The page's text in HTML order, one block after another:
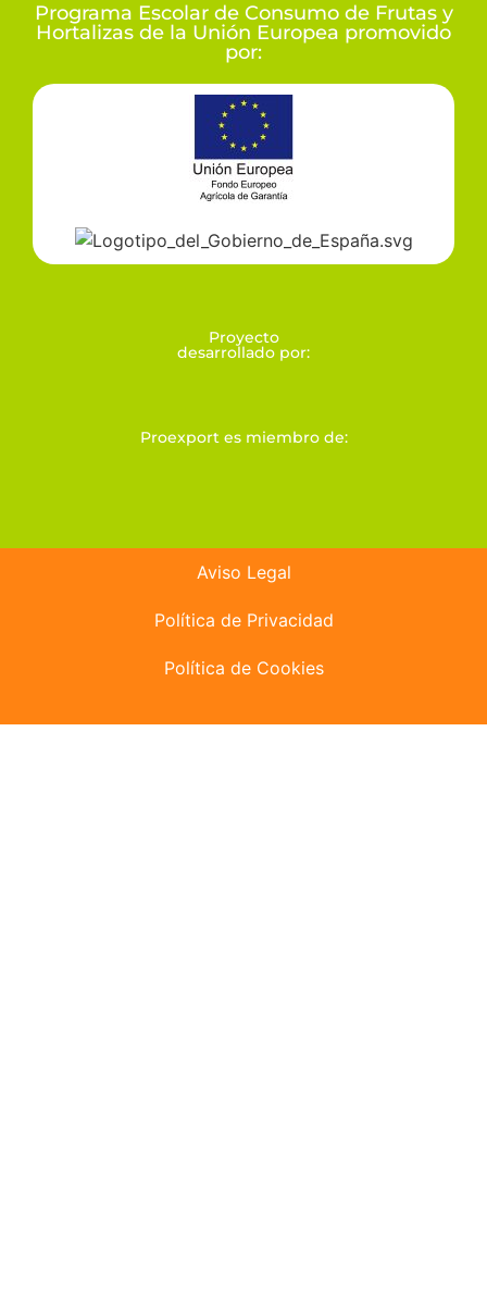
Programa Escolar de Consumo de Frutas y
Hortalizas de la Unión Europea promovido
por:
Proyecto
desarrollado por:
Proexport es miembro de:
Aviso Legal
Política de Privacidad
Política de Cookies